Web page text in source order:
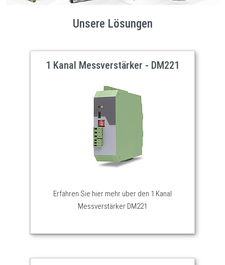
Unsere Lösungen
1 Kanal Messverstärker - DM221
Erfahren Sie hier mehr über den 1 Kanal
Messverstärker DM221